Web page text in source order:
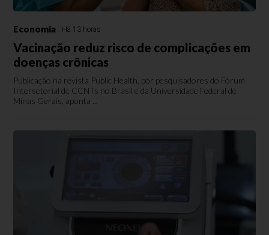
Economia Há 13 horas
Vacinação reduz risco de complicações em
doenças crônicas
Publicação na revista Public Health, por pesquisadores do Fórum
Intersetorial de CCNTs no Brasil e da Universidade Federal de
Minas Gerais, aponta ...